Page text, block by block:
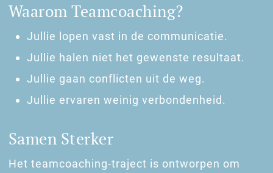
Waarom Teamcoaching?
Jullie lopen vast in de communicatie.
Jullie halen niet het gewenste resultaat.
Jullie gaan conflicten uit de weg.
Jullie ervaren weinig verbondenheid.
Samen Sterker
Het teamcoaching-traject is ontworpen om